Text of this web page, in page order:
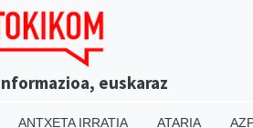
euskaraz
ANTXETA IRRATIA ATARIA